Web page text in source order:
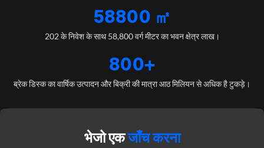
58800 ㎡
202 के निवेश के साथ 58,800 वर्ग मीटर का भवन क्षेत्र लाख।
800+
ब्रेक डिस्क का वार्षिक उत्पादन और बिक्री की मात्रा आठ मिलियन से अधिक है टुकड़े।
भेजो एकजाँच करना